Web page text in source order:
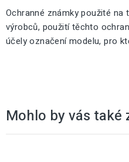
Ochranné známky použité
výrobců, použití těchto
účely označení modelu, pro
Mohlo by vás také